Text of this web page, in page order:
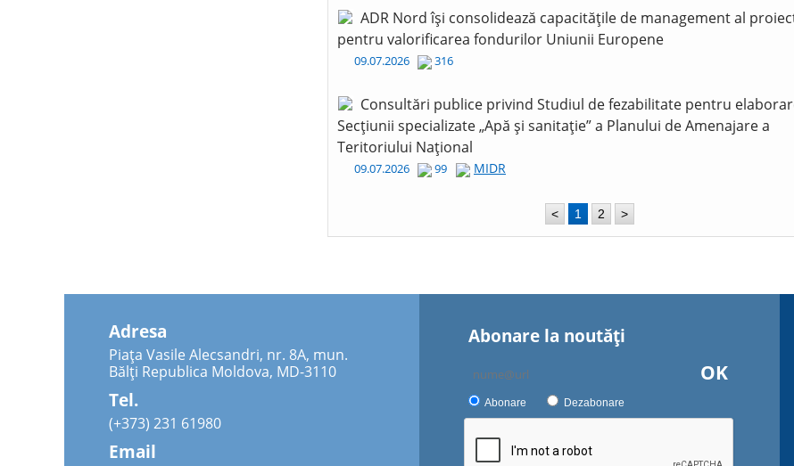
ADR Nord își consolidează capacitățile de management al
pentru valorificarea fondurilor Uniunii Europene
09.07.2026 316
Consultări publice privind Studiul de fezabilitate pentru
Secțiunii specializate „Apă și sanitație” a Planului de Amenajare a
Teritoriului Național
09.07.2026 99 MIDR
< 1 2 >
Adresa
Piața Vasile Alecsandri, nr. 8A, mun.
Bălți Republica Moldova, MD-3110
Tel.
(+373) 231 61980
Email
Abonare la noutăţi
OK
Abonare Dezabonare